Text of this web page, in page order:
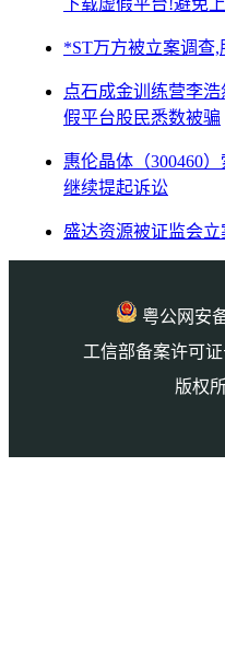
下载虚假平台!避免上
*ST万方被立案调查
点石成金训练营李
假平台股民悉数被骗
惠伦晶体（300460
继续提起诉讼
盛达资源被证监会
粤公网安
工信部备案许可证
版权